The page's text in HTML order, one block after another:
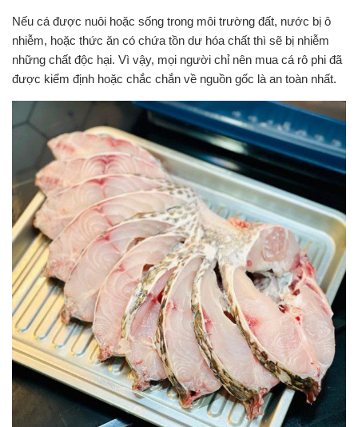
Nếu cá được nuôi hoặc sống trong môi trường đất, nước bị ô
nhiễm, hoặc thức ăn có chứa tồn dư hóa chất thì sẽ bị nhiễm
những chất độc hại. Vì vậy, mọi người chỉ nên mua cá rô phi đã
được kiểm định hoặc chắc chắn về nguồn gốc là an toàn nhất.